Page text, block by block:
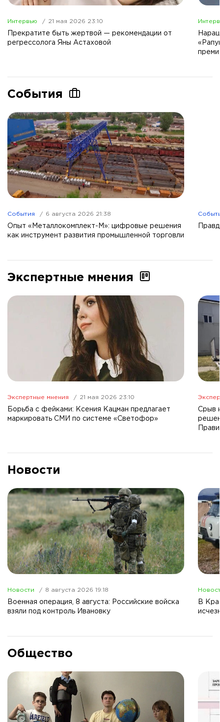
Интервью 21 мая 2026 23:10
Прекратите быть жертвой — рекомендации от
регрессолога Яны Астаховой
События
События 6 августа 2026 21:38
Опыт «Металлокомплект-М»: цифровые решения
как инструмент развития промышленной торговли
Экспертные мнения
Экспертные мнения 21 мая 2026 23:10
Борьба с фейками: Ксения Кацман предлагает
маркировать СМИ по системе «Светофор»
Срыв
Новости
Новости 8 августа 2026 19:18
Военная операция, 8 августа: Российские войска
взяли под контроль Ивановку
В
Общество